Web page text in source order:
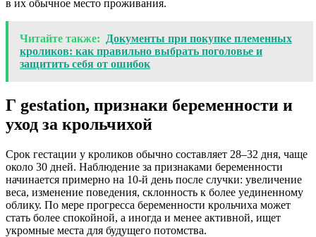
в их обычное место проживания.
Читайте также:
Документы при покупке племенных
кроликов: как правильно выбрать поголовье и
защитить себя от ошибок
Г gestation, признаки беременности и
уход за крольчихой
Срок гестации у кроликов обычно составляет 28–32 дня, чаще
около 30 дней. Наблюдение за признаками беременности
начинается примерно на 10-й день после случки: увеличение
веса, изменение поведения, склонность к более уединенному
облику. По мере прогресса беременности крольчиха может
стать более спокойной, а иногда и менее активной, ищет
укромные места для будущего потомства.